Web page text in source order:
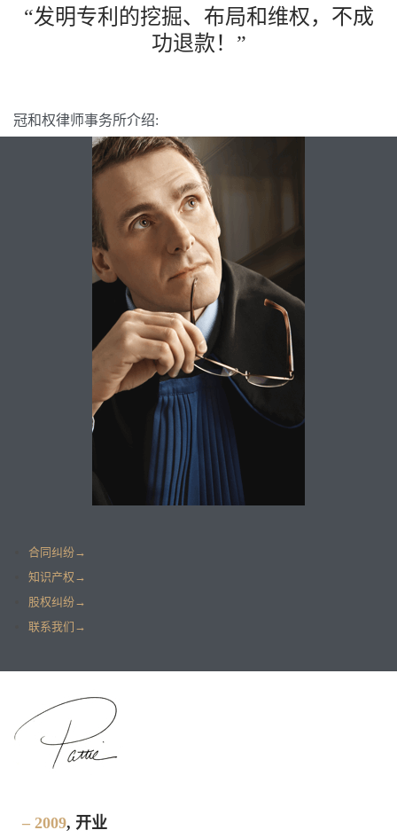
“发明专利的挖掘、布局和维权，不成
功退款！”
冠和权律师事务所介绍:
合同纠纷→
知识产权→
股权纠纷→
联系我们→
– 2009, 开业